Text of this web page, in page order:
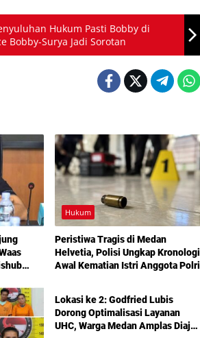
Hukum Pasti Bobby di
Bobby-Surya Jadi Sorotan
Hukum
Peristiwa Tragis di Medan
Helvetia, Polisi Ungkap Kronologi
Awal Kematian Istri Anggota Polri
Lokasi ke 2: Godfried Lubis
Dorong Optimalisasi Layanan
UHC, Warga Medan Amplas Diajak